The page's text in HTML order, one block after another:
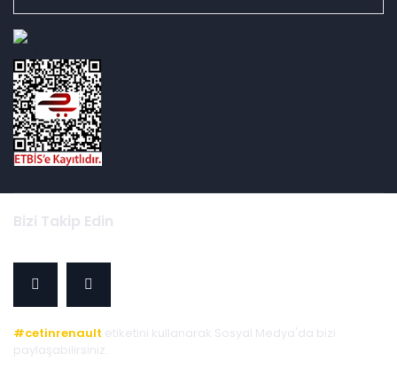
Bizi Takip Edin
#cetinrenault etiketini kullanarak Sosyal Medya'da bizi
paylaşabilirsiniz.